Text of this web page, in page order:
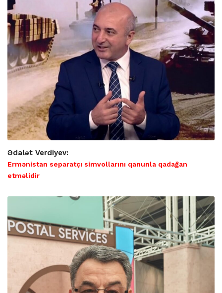
Ədalət Verdiyev:
Ermənistan separatçı simvollarını qanunla qadağan
etməlidir